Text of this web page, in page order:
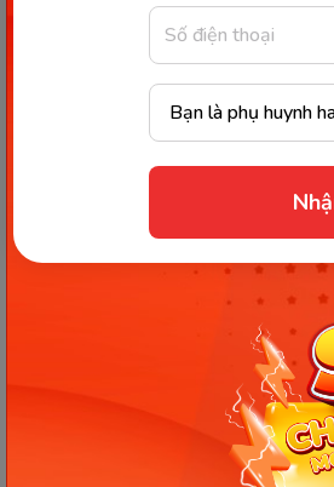
Cho con nắm chặt ngón tay của
Internet)
tâm lý trẻ sơ sinh 1
dụng những hoạt động phù
cha mẹ xây dựng mối liên kết
hỗ trợ con phát triển toàn diện.